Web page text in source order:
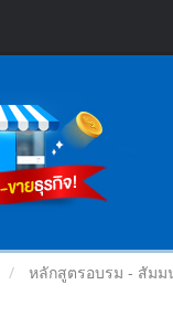
หลักสูตรอบรม - สัม